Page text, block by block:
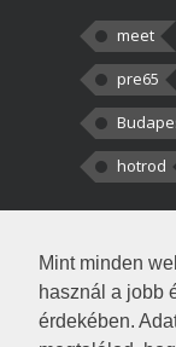
Mint minden
használ a jobb
érdekében.
meet
pre65
hotrod
darabbaal